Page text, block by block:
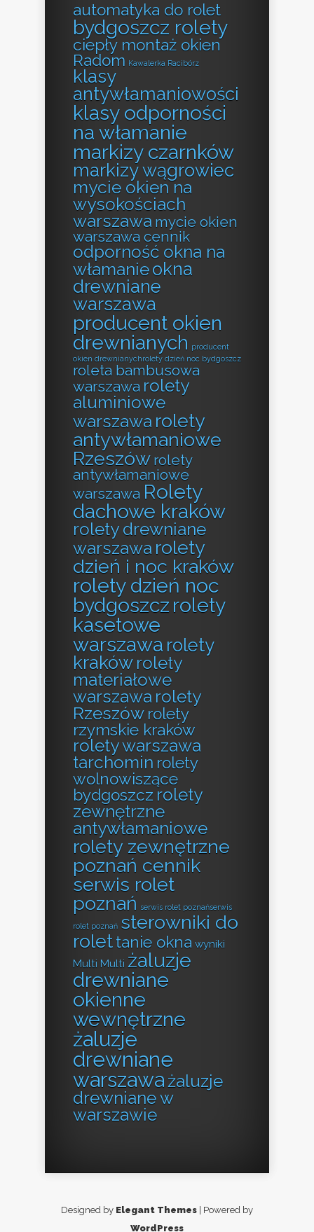
automatyka do rolet
bydgoszcz rolety
ciepły montaż okien
Radom Kawalerka Racibórz
klasy
antywłamaniowości
klasy odporności
na włamanie
markizy czarnków
markizy wągrowiec
mycie okien na
wysokościach
warszawa mycie okien
warszawa cennik
odporność okna na
włamanieokna
drewniane
warszawa
producent okien
drewnianych producent
okien drewnianychrolety dzień noc bydgoszcz
roleta bambusowa
warszawa rolety
aluminiowe
warszawa rolety
antywłamaniowe
Rzeszów rolety
antywłamaniowe
warszawa Rolety
dachowe kraków
rolety drewniane
warszawa rolety
dzień i noc kraków
rolety dzień noc
bydgoszcz rolety
kasetowe
warszawa rolety
kraków rolety
materiałowe
warszawa rolety
Rzeszów rolety
rzymskie kraków
rolety warszawa
tarchomin rolety
wolnowiszące
bydgoszcz rolety
zewnętrzne
antywłamaniowe
rolety zewnętrzne
poznań cennik
serwis rolet
poznań serwis rolet poznańserwis
rolet poznań sterowniki do
rolettanie okna wyniki
Multi Multi żaluzje
drewniane
okienne
wewnętrzne
żaluzje
drewniane
warszaważaluzje
drewniane w
warszawie
Designed by Elegant Themes | Powered by
WordPress